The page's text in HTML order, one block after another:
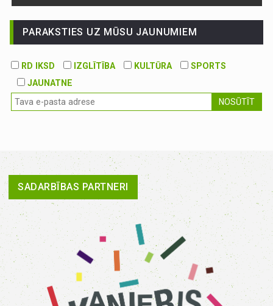
PARAKSTIES UZ MŪSU JAUNUMIEM
RD IKSD IZGLĪTĪBA KULTŪRA
SPORTS
JAUNATNE
NOSŪTĪT
SADARBĪBAS PARTNERI